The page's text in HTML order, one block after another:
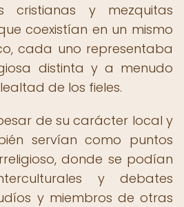
cristianas y mezquitas
coexistían en un mismo
cada uno representaba
distinta y a menudo
de los fieles.
de su carácter local y
servían como puntos
donde se podían
y debates
y miembros de otras